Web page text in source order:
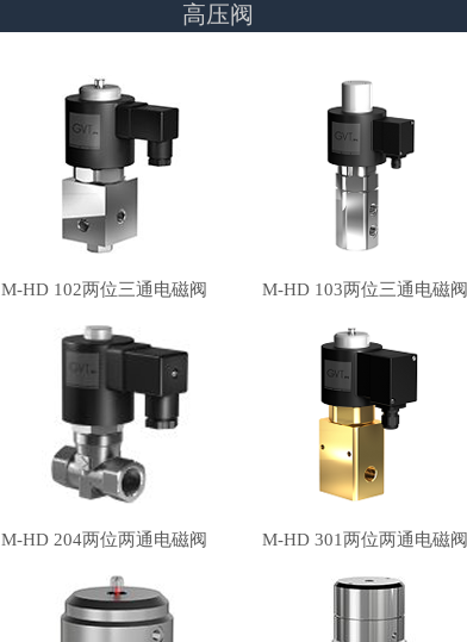
高压阀
M-HD 102两位三通电磁阀 M-HD 103两位三通电磁阀
M-HD 204两位两通电磁阀 M-HD 301两位两通电磁阀